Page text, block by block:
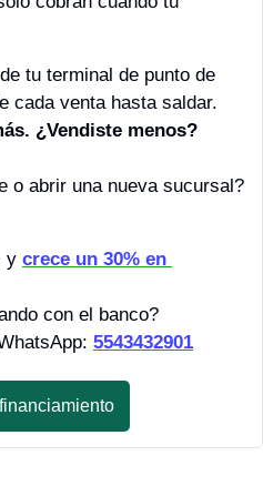
tu terminal de punto de
cada venta hasta saldar.
¿Vendiste menos?
y crece un 30% en
con el banco?
5543432901